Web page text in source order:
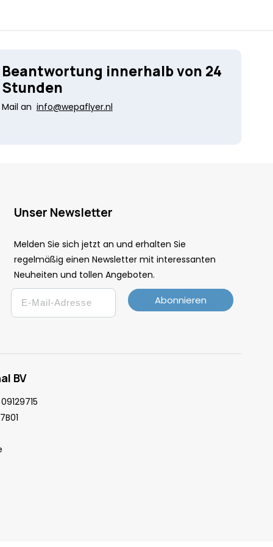
Beantwortung innerhalb von 24
Stunden
Mail an info@wepaflyer.nl
Unser Newsletter
Melden Sie sich jetzt an und erhalten Sie
regelmäßig einen Newsletter mit interessanten
Neuheiten und tollen Angeboten.
Email
Abonnieren
BV
09129715